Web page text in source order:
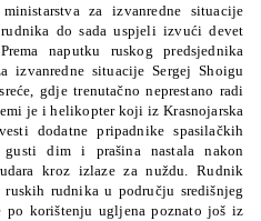
za izvanredne situacije
do sada uspjeli izvući devet
naputku ruskog predsjednika
izvanredne situacije Sergej Shoigu
gdje trenutačno neprestano radi
je i helikopter koji iz Krasnojarska
dodatne pripadnike spasilačkih
gusti dim i prašina nastala nakon
kroz izlaze za nuždu. Rudnik
rudnika u području središnjeg
po korištenju ugljena poznato još iz